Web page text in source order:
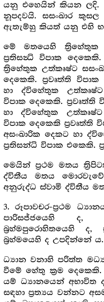
යනු එහෙයින් කියන ලදි.
නූපදවයි. සසංඛාර
ඇතැම්හු කියත් යනු එහි
මේ මතයෙහි ත්‍රිහේතුක
ප්‍රතිසන්‍ධි විපාක
ත්‍රිහේතුක උත්කෘෂ්ට
දෙකෙකි. ප්‍රවෘත්ති
හා ද්විහේතුක උත්කෘෂ්ට
විපාක දෙකෙකි. ප්‍රවෘත්ති
හා ද්විහේතුක උත්කෘෂ්ට
විපාක දෙකෙකි ප්‍රවෘත්ති
අසංඛාරික දෙකට හා
ප්‍රතිසන්ධි විපාක එකෙකි.
මෙයින් ප්‍රථම මතය
ද්විතීය මතය
අනුරුද්ධ ස්වාමි ද්විතීය
3. රූපාවචර-ප්‍රථම
පාරිසජ්ජයෙහි
බ්‍රහ්මපුරොහිතයෙහි
බ්‍රහ්මයෙහි ද උපදින්නේ ය.
ධ්‍යාන වනාහි පරිත්ත
වීමේ හේතු ක්‍රම
යම් ධ්‍යානයෙන් අභාවිත
සඳහා ප්‍රත්‍යය වන්නට